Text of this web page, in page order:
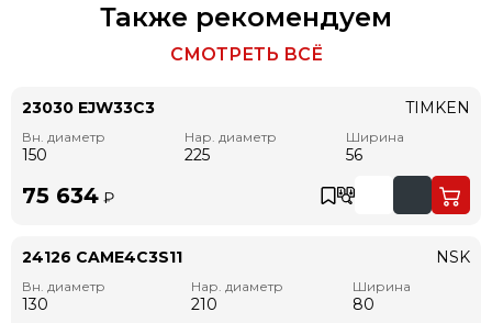
Также рекомендуем
СМОТРЕТЬ ВСЁ
23030 EJW33C3
Вн. диаметр
150
Нар. диаметр
225
Ширина
56
TIMKEN
75 634 ₽
24126 CAME4C3S11
Вн. диаметр
130
Нар. диаметр
210
Ширина
80
NSK